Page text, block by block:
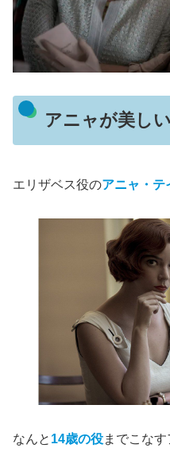
アニャが美しい
エリザベス役のアニャ・テ
なんと 14歳の役までこなす